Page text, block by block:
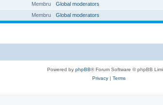
Membru Global moderators
Membru
Global moderators
Powered by phpBB® Forum Software © phpBB
Privacy| Terms